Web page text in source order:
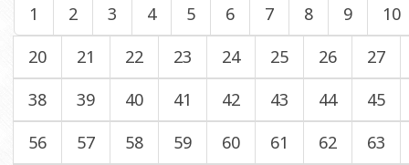
1 2 3 4 5 6 7 8 9
10
20
21 22 23 24 25 26
27
38
39 40 41 42 43 44
45
56
57 58 59 60 61 62
63